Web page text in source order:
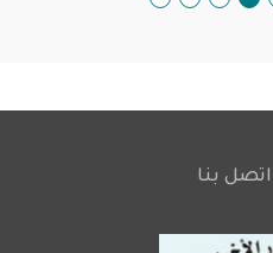
اتصل بنا